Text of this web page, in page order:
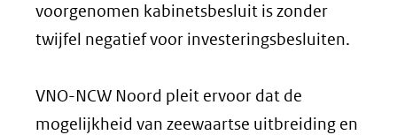
voorgenomen kabinetsbesluit is zonder
twijfel negatief voor investeringsbesluiten.
VNO-NCW Noord pleit ervoor dat de
mogelijkheid van zeewaartse uitbreiding en